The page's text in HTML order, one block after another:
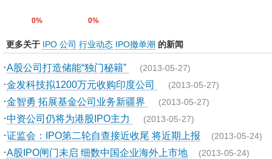
0% 0%
更多关于 IPO 公司 行业动态 IPO撤单潮 的新闻
·A股公司打造储能“独门秘籍” (2013-05-27)
·金发科技拟1200万元收购印度公司 (2013-05-27)
·金智勇 拓展基金公司业务新疆界 (2013-05-27)
·中资公司仍将为港股IPO主力 (2013-05-27)
·证监会：IPO第二轮自查接近收尾 将近期上报 (2013-05-24)
·A股IPO闸门未启 细数中国企业海外上市地 (2013-05-24)